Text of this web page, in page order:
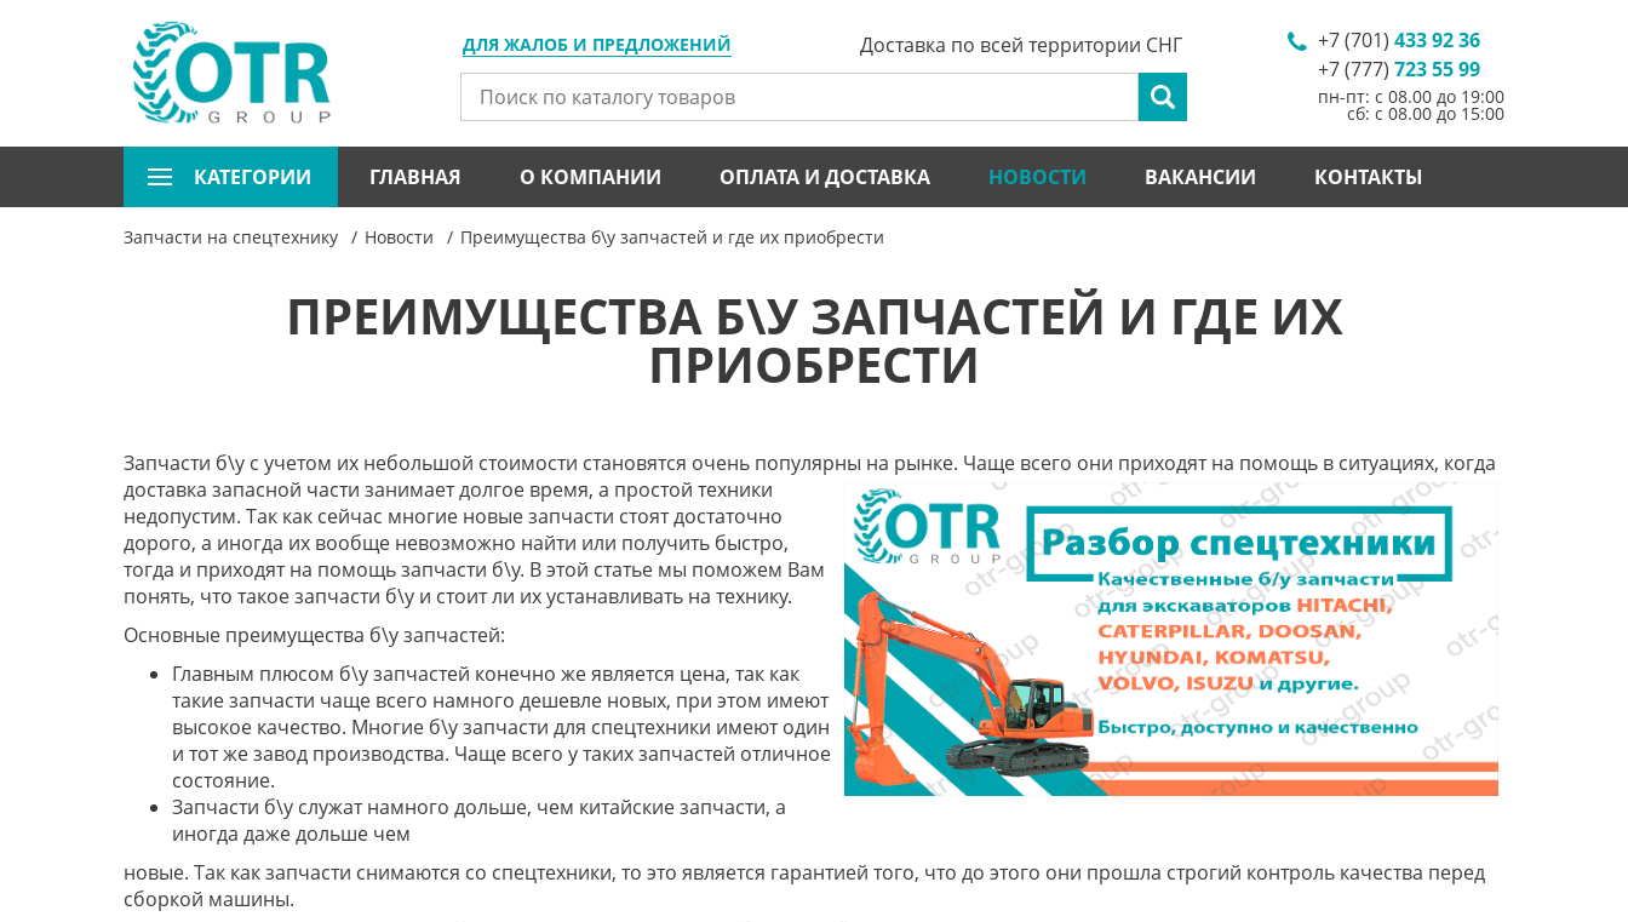
ДЛЯ ЖАЛОБ И ПРЕДЛОЖЕНИЙ +7 (701) 433 92 36
+7 (777) 723 55 99
пн-пт: с 08.00 до 19:00
сб: с 08.00 до 15:00
Доставка по всей территории СНГ
КАТЕГОРИИ ГЛАВНАЯ О КОМПАНИИ ОПЛАТА И ДОСТАВКА НОВОСТИ ВАКАНСИИ КОНТАКТЫ
Запчасти на спецтехнику Новости Преимущества б\у запчастей и где их приобрести
ПРЕИМУЩЕСТВА Б\У ЗАПЧАСТЕЙ И ГДЕ ИХ
ПРИОБРЕСТИ
Запчасти б\у с учетом их небольшой стоимости становятся очень популярны на рынке. Чаще всего они приходят на помощь в ситуациях, когда
доставка запасной части занимает долгое время, а простой техники
недопустим. Так как сейчас многие новые запчасти стоят достаточно
дорого, а иногда их вообще невозможно найти или получить быстро,
тогда и приходят на помощь запчасти б\у. В этой статье мы поможем Вам
понять, что такое запчасти б\у и стоит ли их устанавливать на технику.
Основные преимущества б\у запчастей:
Главным плюсом б\у запчастей конечно же является цена, так как
такие запчасти чаще всего намного дешевле новых, при этом имеют
высокое качество. Многие б\у запчасти для спецтехники имеют один
и тот же завод производства. Чаще всего у таких запчастей отличное
состояние.
Запчасти б\у служат намного дольше, чем китайские запчасти, а
иногда даже дольше чем
новые. Так как запчасти снимаются со спецтехники, то это является гарантией того, что до этого они прошла строгий контроль качества перед
сборкой машины.